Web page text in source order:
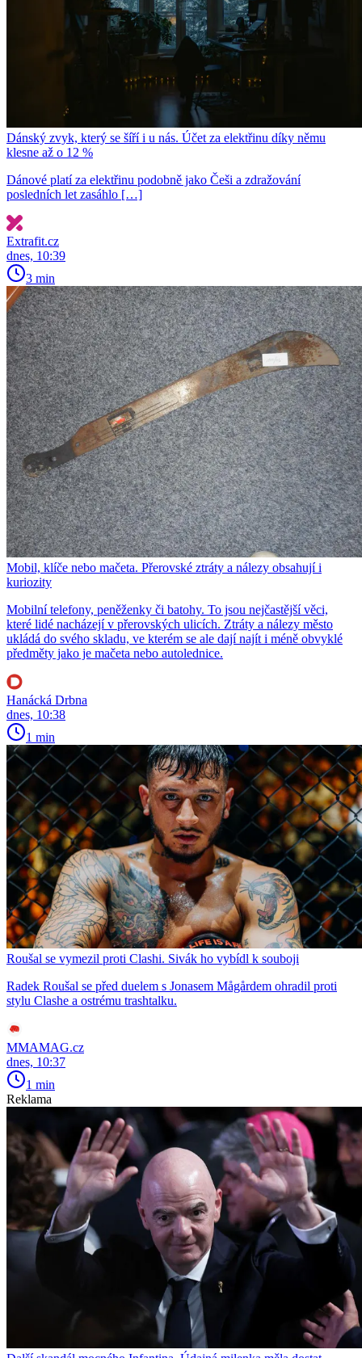
Dánský zvyk, který se šíří i u nás. Účet za elektřinu díky němu
klesne až o 12 %
Dánové platí za elektřinu podobně jako Češi a zdražování
posledních let zasáhlo […]
Extrafit.cz
dnes, 10:39
3 min
Mobil, klíče nebo mačeta. Přerovské ztráty a nálezy obsahují i
kuriozity
Mobilní telefony, peněženky či batohy. To jsou nejčastější věci,
které lidé nacházejí v přerovských ulicích. Ztráty a nálezy město
ukládá do svého skladu, ve kterém se ale dají najít i méně obvyklé
předměty jako je mačeta nebo autolednice.
Hanácká Drbna
dnes, 10:38
1 min
Roušal se vymezil proti Clashi. Sivák ho vybídl k souboji
Radek Roušal se před duelem s Jonasem Mågårdem ohradil proti
stylu Clashe a ostrému trashtalku.
MMAMAG.cz
dnes, 10:37
1 min
Reklama